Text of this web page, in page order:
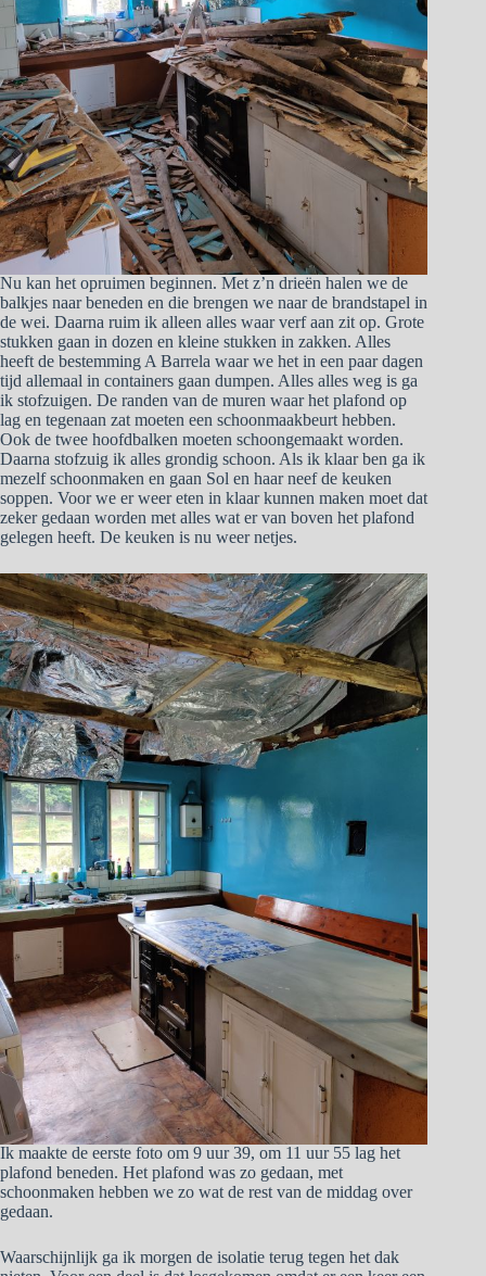
Nu kan het opruimen beginnen. Met z’n drieën halen we de
balkjes naar beneden en die brengen we naar de brandstapel in
de wei. Daarna ruim ik alleen alles waar verf aan zit op. Grote
stukken gaan in dozen en kleine stukken in zakken. Alles
heeft de bestemming A Barrela waar we het in een paar dagen
tijd allemaal in containers gaan dumpen. Alles alles weg is ga
ik stofzuigen. De randen van de muren waar het plafond op
lag en tegenaan zat moeten een schoonmaakbeurt hebben.
Ook de twee hoofdbalken moeten schoongemaakt worden.
Daarna stofzuig ik alles grondig schoon. Als ik klaar ben ga ik
mezelf schoonmaken en gaan Sol en haar neef de keuken
soppen. Voor we er weer eten in klaar kunnen maken moet dat
zeker gedaan worden met alles wat er van boven het plafond
gelegen heeft. De keuken is nu weer netjes.
Ik maakte de eerste foto om 9 uur 39, om 11 uur 55 lag het
plafond beneden. Het plafond was zo gedaan, met
schoonmaken hebben we zo wat de rest van de middag over
gedaan.
Waarschijnlijk ga ik morgen de isolatie terug tegen het dak